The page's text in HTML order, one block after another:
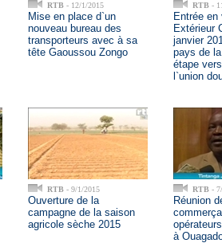
RTB - 12/1/2015
Mise en place d`un
nouveau bureau des
transporteurs avec à sa
tête Gaoussou Zongo
RTB -
Entrée en
Extérieur
janvier
pays de
étape
l`union
RTB - 9/1/2015
Ouverture de la
campagne de la saison
agricole sèche 2015
RTB -
Réunion
à